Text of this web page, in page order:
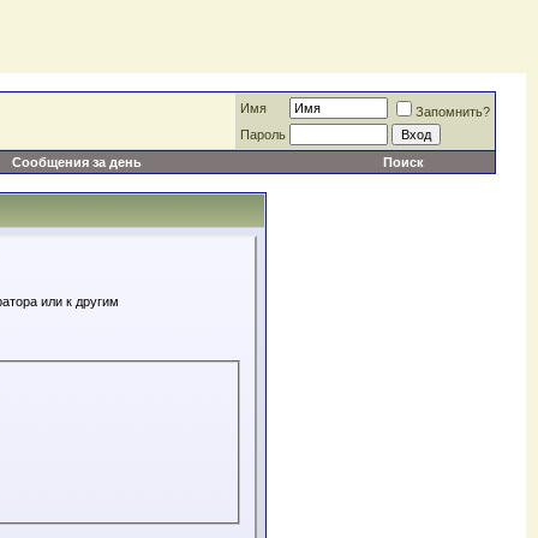
Имя
Запомнить?
Пароль
Сообщения за день Поиск
или к другим